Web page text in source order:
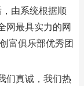
由系统根据顺
网最具实力的网
富俱乐部优秀团
们真诚，我们热